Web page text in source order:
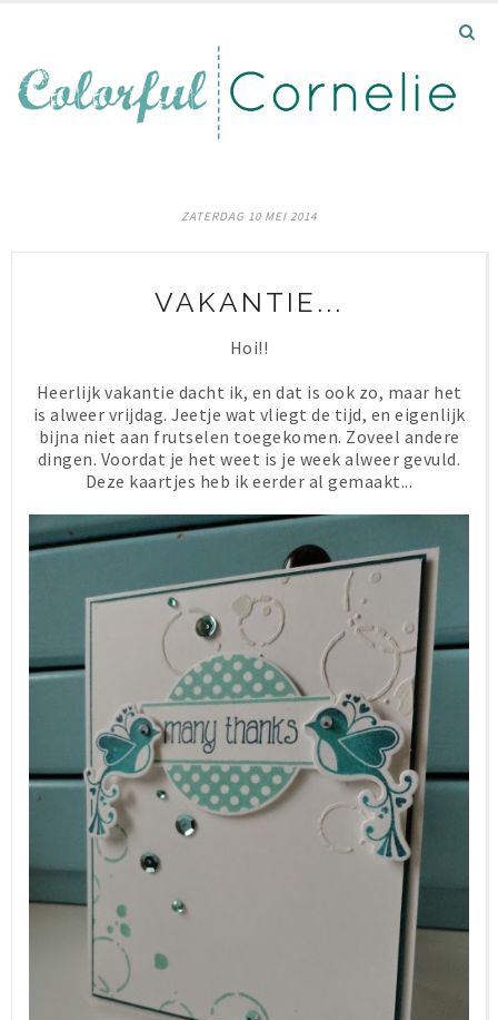
ZATERDAG 10 MEI 2014
VAKANTIE...
Hoi!!
Heerlijk vakantie dacht ik, en dat is ook zo, maar het
is alweer vrijdag. Jeetje wat vliegt de tijd, en eigenlijk
bijna niet aan frutselen toegekomen. Zoveel andere
dingen. Voordat je het weet is je week alweer gevuld.
Deze kaartjes heb ik eerder al gemaakt...